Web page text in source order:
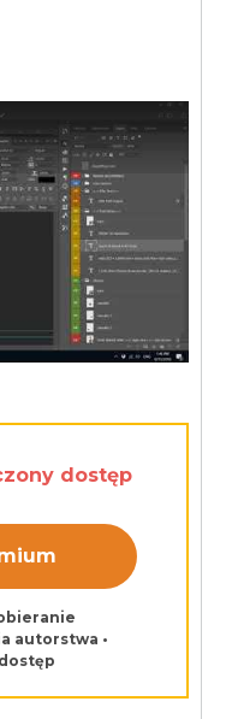
Keynote (Google I/O
dostęp
autorstwa •